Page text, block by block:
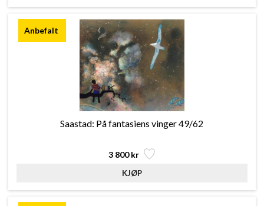
Saastad: På fantasiens vinger 49/62
3 800 kr